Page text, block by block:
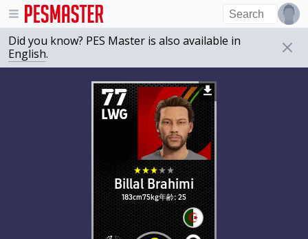
Did you know? PES Master is also available in
English.
77
LWG
Billal Brahimi
183cm75kg年齢: 25